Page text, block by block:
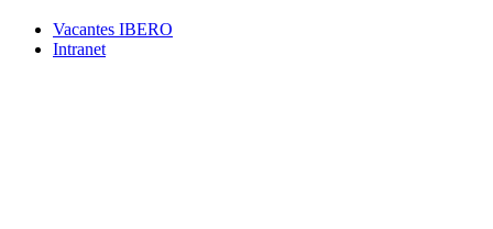
Vacantes IBERO
Intranet